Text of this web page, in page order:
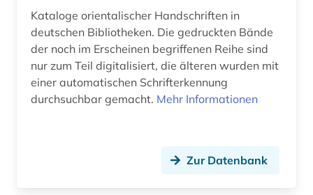
Kataloge orientalischer Handschriften in
deutschen Bibliotheken. Die gedruckten Bände
der noch im Erscheinen begriffenen Reihe sind
nur zum Teil digitalisiert, die älteren wurden mit
einer automatischen Schrifterkennung
durchsuchbar gemacht. Mehr Informationen
Zur Datenbank